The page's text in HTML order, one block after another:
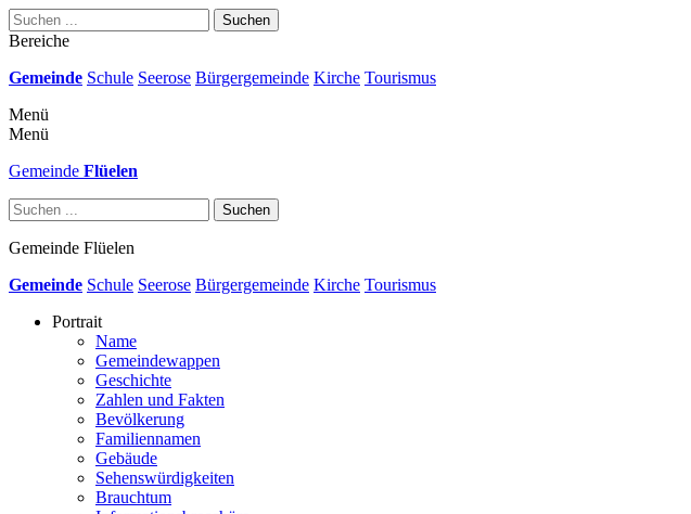
Suchen
Bereiche
Gemeinde Schule Seerose Bürgergemeinde Kirche Tourismus
Menü
Menü
Gemeinde Flüelen
Suchen
Gemeinde Flüelen
Gemeinde Schule Seerose Bürgergemeinde Kirche Tourismus
Portrait
Name
Gemeindewappen
Geschichte
Zahlen und Fakten
Bevölkerung
Familiennamen
Gebäude
Sehenswürdigkeiten
Brauchtum